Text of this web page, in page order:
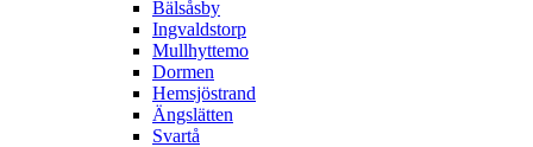
Bälsåsby
Ingvaldstorp
Mullhyttemo
Dormen
Hemsjöstrand
Ängslätten
Svartå